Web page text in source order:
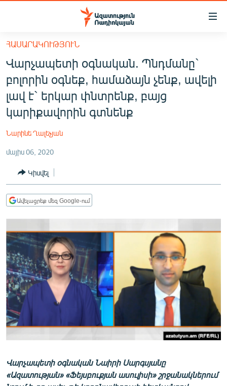
Մատչելիության
հիմնական
բովանդակությանը
հիմնական
մենյուին
Որոնում
ՀԱՅԱՍՏԱՆ
ՔԱՂԱՔԱԿԱՆ
ԸՆՏՐՈՒԹՅՈՒՆՆԵՐ 2026
ՊԱՏԵՐԱԶՄԻ 6 ՇԱԲԱԹՆԵՐԸ
ՏԱՐԱԾԱՇՐՋԱՆ
ՄԻՋԱԶԳԱՅԻՆ
ՄՇԱԿՈՒՅԹ
ՍՊՈՐՏ
ՄԵԿՆԱԲԱՆՈՒԹՅՈՒՆ
ՏՏ ԵՒ ԻՆՏԵՐՆԵՏ
ԿՈՐՈՆԱՎԻՐՈՒՍ
ՏԵՍԱՆՅՈՒԹԵՐ
ԲԱՆԱՎԵՃ
ՀԱՍԱՐԱԿՈՒԹՅՈՒՆ
Վարչապետի օգնական. Պնդմանը`
բոլորին օգնեք, համաձայն չենք, ավելի
լավ է` երկար փնտրենք, բայց
կարիքավորին գտնենք
Նարինե Ղալեչյան
մայիս 06, 2020
Կիսվել
Ավելացրեք մեզ Google-ում
Վարչապետի օգնական Նաիրի Սարգսյանը
«Ազատության» «Ֆեյսբուքյան ասուլիսի» շրջանակներում